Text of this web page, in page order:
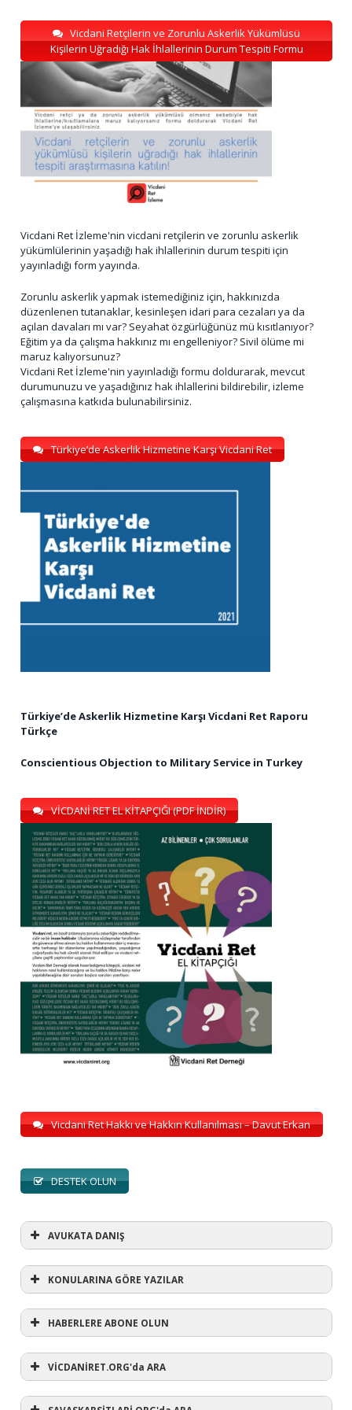
Vicdani Retçilerin ve Zorunlu Askerlik Yükümlüsü
Kişilerin Uğradığı Hak İhlallerinin Durum Tespiti Formu
Vicdani Ret İzleme'nin vicdani retçilerin ve zorunlu askerlik
yükümlülerinin yaşadığı hak ihlallerinin durum tespiti için
yayınladığı form yayında.
Zorunlu askerlik yapmak istemediğiniz için, hakkınızda
düzenlenen tutanaklar, kesinleşen idari para cezaları ya da
açılan davaları mı var? Seyahat özgürlüğünüz mü kısıtlanıyor?
Eğitim ya da çalışma hakkınız mı engelleniyor? Sivil ölüme mi
maruz kalıyorsunuz?
Vicdani Ret İzleme'nin yayınladığı formu doldurarak, mevcut
durumunuzu ve yaşadığınız hak ihlallerini bildirebilir, izleme
çalışmasına katkıda bulunabilirsiniz.
Türkiye’de Askerlik Hizmetine Karşı Vicdani Ret
Türkiye’de Askerlik Hizmetine Karşı Vicdani Ret Raporu
Türkçe
Conscientious Objection to Military Service in Turkey
VİCDANİ RET EL KİTAPÇIĞI (PDF İNDİR)
Vicdani Ret Hakkı ve Hakkın Kullanılması – Davut Erkan
DESTEK OLUN
AVUKATA DANIŞ
AVUKATA DANIŞ
KONULARINA GÖRE YAZILAR
KONULARINA GÖRE YAZILAR
HABERLERE ABONE OLUN
VİCDANİRET.ORG'da ARA